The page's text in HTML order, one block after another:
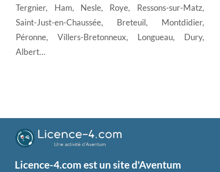
Tergnier, Ham, Nesle, Roye, Ressons-sur-Matz,
Saint-Just-en-Chaussée, Breteuil, Montdidier,
Péronne, Villers-Bretonneux, Longueau, Dury,
Albert…
Licence-4.com est un site d'Aventum